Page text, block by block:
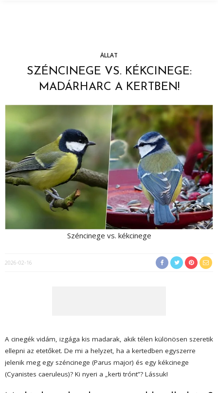
ÁLLAT
SZÉNCINEGE VS. KÉKCINEGE:
MADÁRHARC A KERTBEN!
Széncinege vs. kékcinege
2026-02-16
A cinegék vidám, izgága kis madarak, akik télen különösen szeretik
ellepni az etetőket. De mi a helyzet, ha a kertedben egyszerre
jelenik meg egy széncinege (Parus major) és egy kékcinege
(Cyanistes caeruleus)? Ki nyeri a „kerti trónt”? Lássuk!